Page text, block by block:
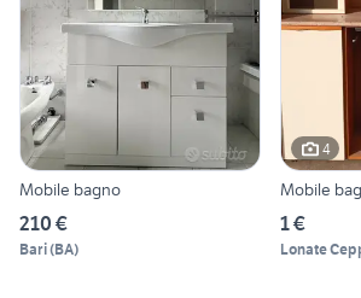
Mobile bagno
210 €
Bari(BA)
4
Mobile
1 €
Lonate